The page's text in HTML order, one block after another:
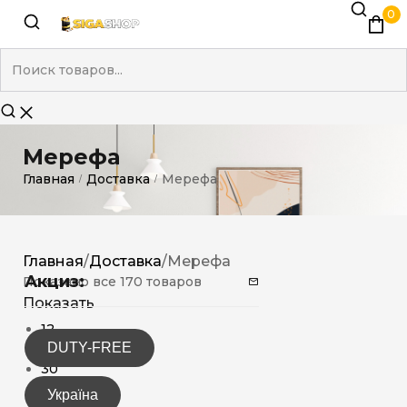
0
Мерефа
Главная / Доставка / Мерефа
Акциз:
DUTY-FREE
Україна
Главная/Доставка/Мерефа
Показано все 170 товаров
Показать
12
15
30